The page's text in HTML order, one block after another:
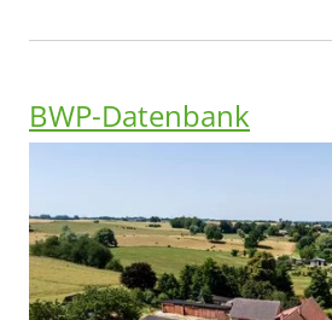
BWP-Datenbank